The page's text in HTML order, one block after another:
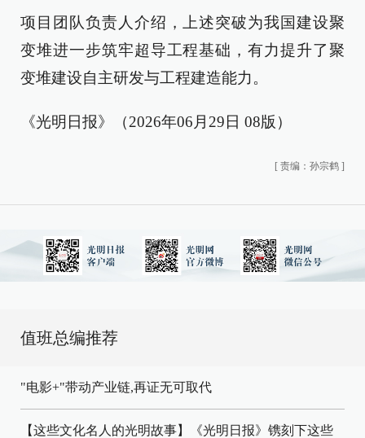
项目团队负责人介绍，上述突破为我国建设聚
变堆进一步筑牢超导工程基础，有力提升了聚
变堆建设自主研发与工程建造能力。
《光明日报》（2026年06月29日 08版）
[ 责编：孙宗鹤 ]
值班总编推荐
"电影+"带动产业链,再证无可取代
【这些文化名人的光明故事】《光明日报》镌刻下这些